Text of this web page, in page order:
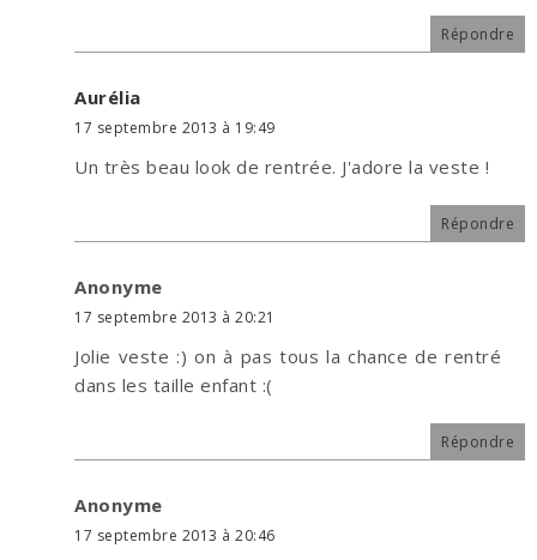
Répondre
Aurélia
17 septembre 2013 à 19:49
Un très beau look de rentrée. J'adore la veste !
Répondre
Anonyme
17 septembre 2013 à 20:21
Jolie veste :) on à pas tous la chance de rentré
dans les taille enfant :(
Répondre
Anonyme
17 septembre 2013 à 20:46